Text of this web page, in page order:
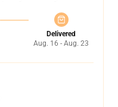
Delivered
Aug. 16 - Aug. 23